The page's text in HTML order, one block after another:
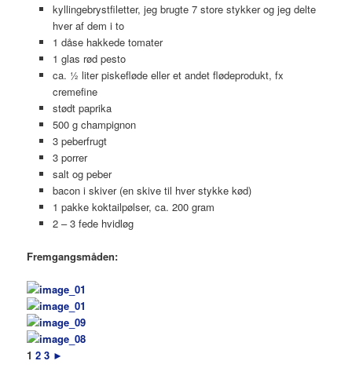
kyllingebrystfiletter, jeg brugte 7 store stykker og jeg delte
hver af dem i to
1 dåse hakkede tomater
1 glas rød pesto
ca. ½ liter piskefløde eller et andet flødeprodukt, fx
cremefine
stødt paprika
500 g champignon
3 peberfrugt
3 porrer
salt og peber
bacon i skiver (en skive til hver stykke kød)
1 pakke koktailpølser, ca. 200 gram
2 – 3 fede hvidløg
Fremgangsmåden:
1 2 3 ►